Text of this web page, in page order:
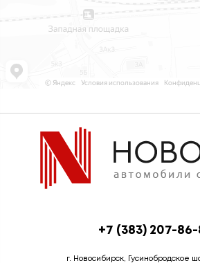
+7 (383) 207-86-
г. Новосибирск, Гусинобродское